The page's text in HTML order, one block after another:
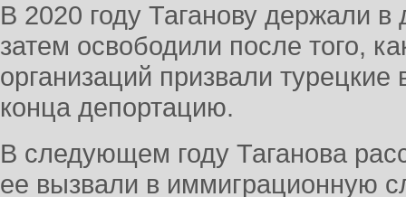
В 2020 году Таганову держали
затем освободили после того,
организаций призвали турецкие
конца депортацию.
В следующем году Таганова
ее вызвали в иммиграционную